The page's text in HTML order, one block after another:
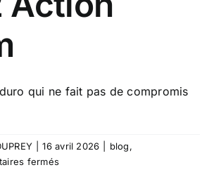
qui ne fait pas de compromis
16 avril 2026 blog,
ferméssur